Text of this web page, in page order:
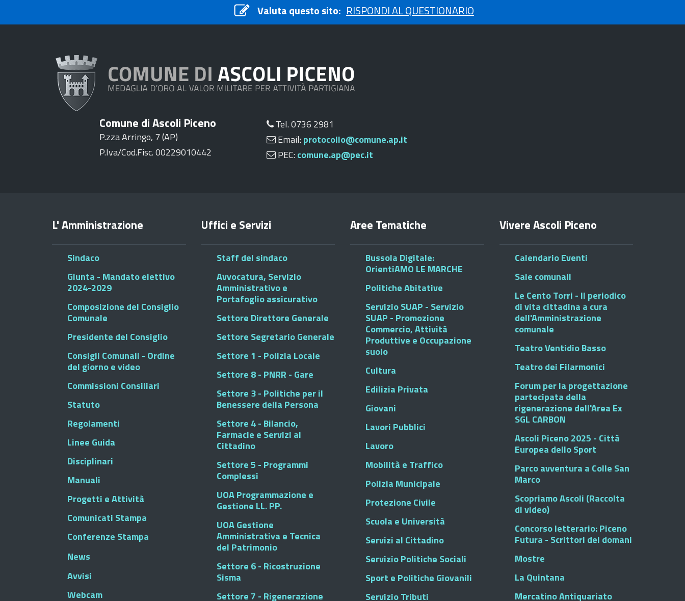
Valuta questo sito: RISPONDI AL QUESTIONARIO
Comune di Ascoli Piceno
P.zza Arringo, 7 (AP)
P.Iva/Cod.Fisc. 00229010442
Tel. 0736 2981
Email: protocollo@comune.ap.it
PEC: comune.ap@pec.it
L' Amministrazione
Sindaco
Giunta - Mandato elettivo
2024-2029
Composizione del Consiglio
Comunale
Presidente del Consiglio
Consigli Comunali - Ordine
del giorno e video
Commissioni Consiliari
Statuto
Regolamenti
Linee Guida
Disciplinari
Manuali
Progetti e Attività
Comunicati Stampa
Conferenze Stampa
News
Avvisi
Webcam
Uffici e Servizi
Staff del sindaco
Avvocatura, Servizio
Amministrativo e
Portafoglio assicurativo
Settore Direttore Generale
Settore Segretario Generale
Settore 1 - Polizia Locale
Settore 8 - PNRR - Gare
Settore 3 - Politiche per il
Benessere della Persona
Settore 4 - Bilancio,
Farmacie e Servizi al
Cittadino
Settore 5 - Programmi
Complessi
UOA Programmazione e
Gestione LL. PP.
UOA Gestione
Amministrativa e Tecnica
del Patrimonio
Settore 6 - Ricostruzione
Sisma
Settore 7 - Rigenerazione
Aree Tematiche
Bussola Digitale:
OrientiAMO LE MARCHE
Politiche Abitative
Servizio SUAP - Servizio
SUAP - Promozione
Commercio, Attività
Produttive e Occupazione
suolo
Cultura
Edilizia Privata
Giovani
Lavori Pubblici
Lavoro
Mobilità e Traffico
Polizia Municipale
Protezione Civile
Scuola e Università
Servizi al Cittadino
Servizio Politiche Sociali
Sport e Politiche Giovanili
Servizio Tributi
Vivere Ascoli Piceno
Calendario Eventi
Sale comunali
Le Cento Torri - Il periodico
di vita cittadina a cura
dell'Amministrazione
comunale
Teatro Ventidio Basso
Teatro dei Filarmonici
Forum per la progettazione
partecipata della
rigenerazione dell'Area Ex
SGL CARBON
Ascoli Piceno 2025 - Città
Europea dello Sport
Parco avventura a Colle San
Marco
Scopriamo Ascoli (Raccolta
di video)
Concorso letterario: Piceno
Futura - Scrittori del domani
Mostre
La Quintana
Mercatino Antiquariato